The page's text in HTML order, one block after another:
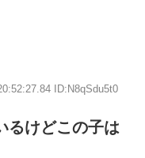
ID:N8qSdu5t0
るけどこの子は